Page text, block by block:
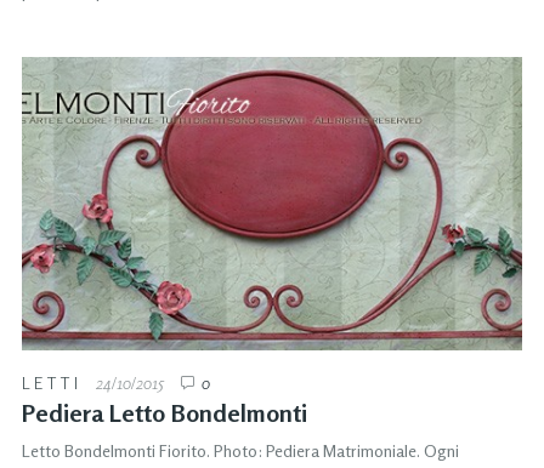
LETTI 24/10/2015 0
Pediera Letto Bondelmonti
Letto Bondelmonti Fiorito. Photo: Pediera Matrimoniale. Ogni